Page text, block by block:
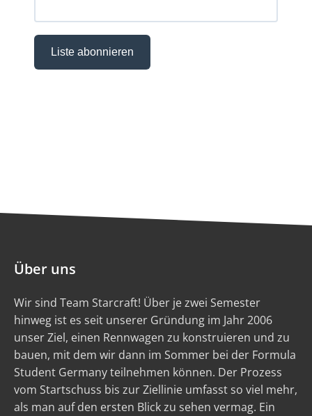
Über uns
Wir sind Team Starcraft! Über je zwei Semester
hinweg ist es seit unserer Gründung im Jahr 2006
unser Ziel, einen Rennwagen zu konstruieren und zu
bauen, mit dem wir dann im Sommer bei der Formula
Student Germany teilnehmen können. Der Prozess
vom Startschuss bis zur Ziellinie umfasst so viel mehr,
als man auf den ersten Blick zu sehen vermag. Ein